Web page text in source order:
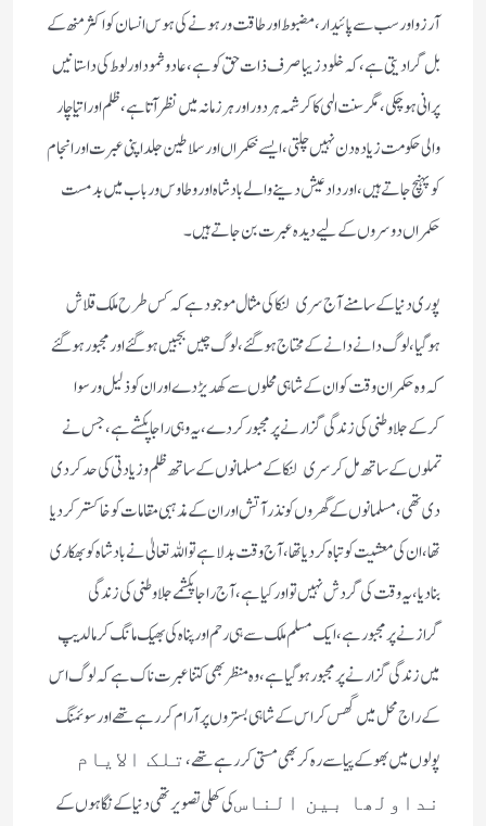
آرزو اور سب سے پائیدار ، مضبوط اور طاقت ور ہونے کی ہوس انسان کو اکثر منھ کے
بل گرادیتی ہے، کہ خلود زیبا صرف ذات حق کو ہے، عاد و ثمود اور لوط کی داستانیں
پرانی ہوچکی، مگر سنت الہی کا کرشمہ ہر دور اور ہر زمانہ میں نظر آتا ہے، ظلم اور اتیا چار
والی حکومت زیادہ دن نہیں چلتی، ایسے خکمراں اور سلاطین جلد اپنی عبرت اور انجام
کو پہنچ جاتے ہیں، اور داد عیش دینے والے بادشاہ اور و طاوس و رباب میں بدمست
حکمراں دوسروں کے لیے دیدہ عبرت بن جاتے ہیں۔
پوری دنیا کے سامنے آج سری لنکا کی مثال موجود ہے کہ کس طرح ملک قلاش
ہوگیا، لوگ دانے دانے کے محتاج ہوگئے، لوگ چیں بجبیں ہوگئے اور مجبور ہوگئے
کہ وہ حکمران وقت کو ان کے شاہی محلوں سے کھدیڑ دے اور ان کو ذلیل و رسوا
کرکے جلا وطنی کی زندگی گزارنے پر مجبور کر دے، یہ وہی راجا پکشے ہے، جس نے
تملوں کے ساتھ مل کرسری لنکا کے مسلمانوں کے ساتھ ظلم و زیادتی کی حد کردی
دی تھی، مسلمانوں کے گھروں کو نذر آتش اور ان کے مذہبی مقامات کو خاکستر کردیا
تھا، ان کی معشیت کو تباہ کر دیا تھا، آج وقت بدلا ہے تو اللہ تعالیٰ نے بادشاہ کو بھکاری
بنا دیا، یہ وقت کی گردش نہیں تو اور کیا ہے، آج راجا پکشمے جلا وطنی کی زندگی
گرازنے پر مجبور ہے، ایک مسلم ملک سے ہی رحم اور پناہ کی بھیک مانگ کر مالدیپ
میں زندگی گزا رنے پر مجبور ہوگیا ہے، وہ منظر بھی کتنا عبرت ناک ہے کہ لوگ اس
کے راج محل میں گھس کر اس کے شاہی بستروں پر آرام کر رہے تھے اور سوئمنگ
پولوں میں بھوکے پیاسے رہ کر بھی مستی کر رہے تھے،تلک الایام
نداولھا بین الناسکی کھلی تصویر تھی دنیا کے نگاہوں کے